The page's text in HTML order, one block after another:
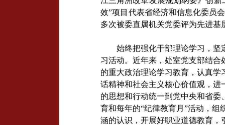
效”项目代表省经济和信息化委员
多次被委直属机关党委评为先进
始终把强化干部理论学习，坚
习活动。近年来，处室党支部结
的重大政治理论学习教育，认真
话精神和社会主义核心价值观，
的思想和行动统一到党中央和省
育和每年的“纪律教育月”活动，
涵的认识，开展好职业道德教育